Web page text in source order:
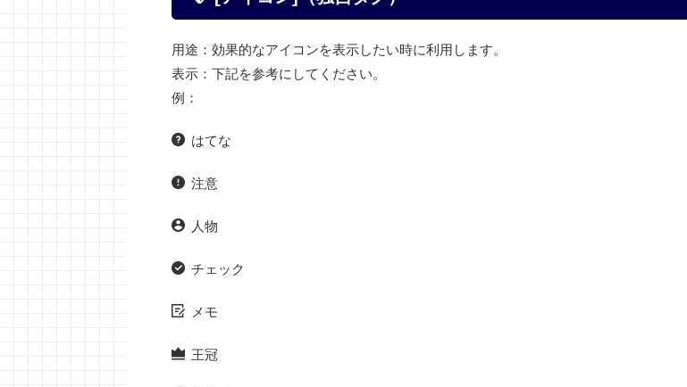
用途：効果的なアイコンを表示したい時に利用します。
表示：下記を参考にしてください。
例：
はてな
注意
人物
チェック
メモ
王冠